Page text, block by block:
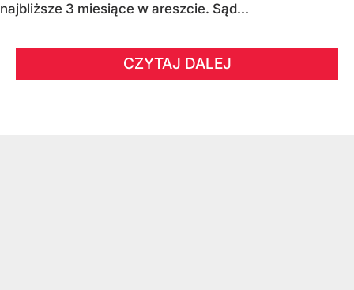
najbliższe 3 miesiące w areszcie. Sąd...
CZYTAJ DALEJ